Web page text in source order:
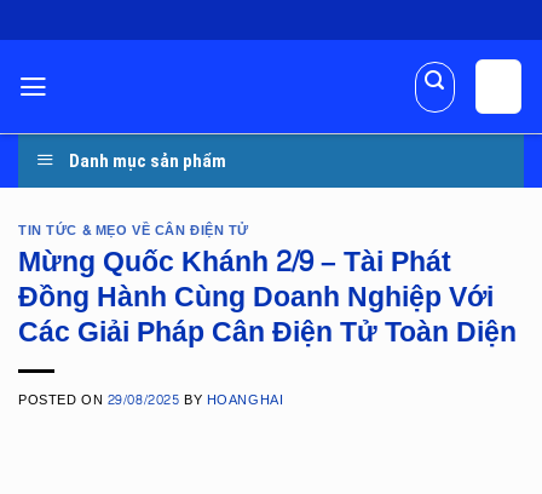
to
content
Danh mục sản phẩm
TIN TỨC & MẸO VỀ CÂN ĐIỆN TỬ
Mừng Quốc Khánh 2/9 – Tài Phát
Đồng Hành Cùng Doanh Nghiệp Với
Các Giải Pháp Cân Điện Tử Toàn Diện
POSTED ON 29/08/2025BYHOANGHAI